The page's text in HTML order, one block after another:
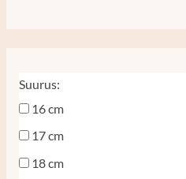
Suurus:
16 cm
17 cm
18 cm